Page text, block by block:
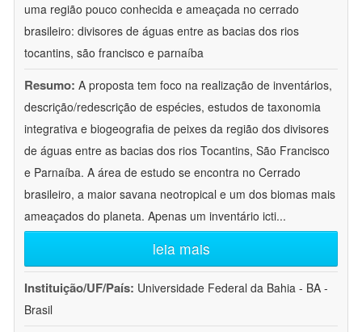
uma região pouco conhecida e ameaçada no cerrado
brasileiro: divisores de águas entre as bacias dos rios
tocantins, são francisco e parnaíba
Resumo: A proposta tem foco na realização de inventários,
descrição/redescrição de espécies, estudos de taxonomia
integrativa e biogeografia de peixes da região dos divisores
de águas entre as bacias dos rios Tocantins, São Francisco
e Parnaíba. A área de estudo se encontra no Cerrado
brasileiro, a maior savana neotropical e um dos biomas mais
ameaçados do planeta. Apenas um inventário icti...
leia mais
Instituição/UF/País: Universidade Federal da Bahia - BA -
Brasil